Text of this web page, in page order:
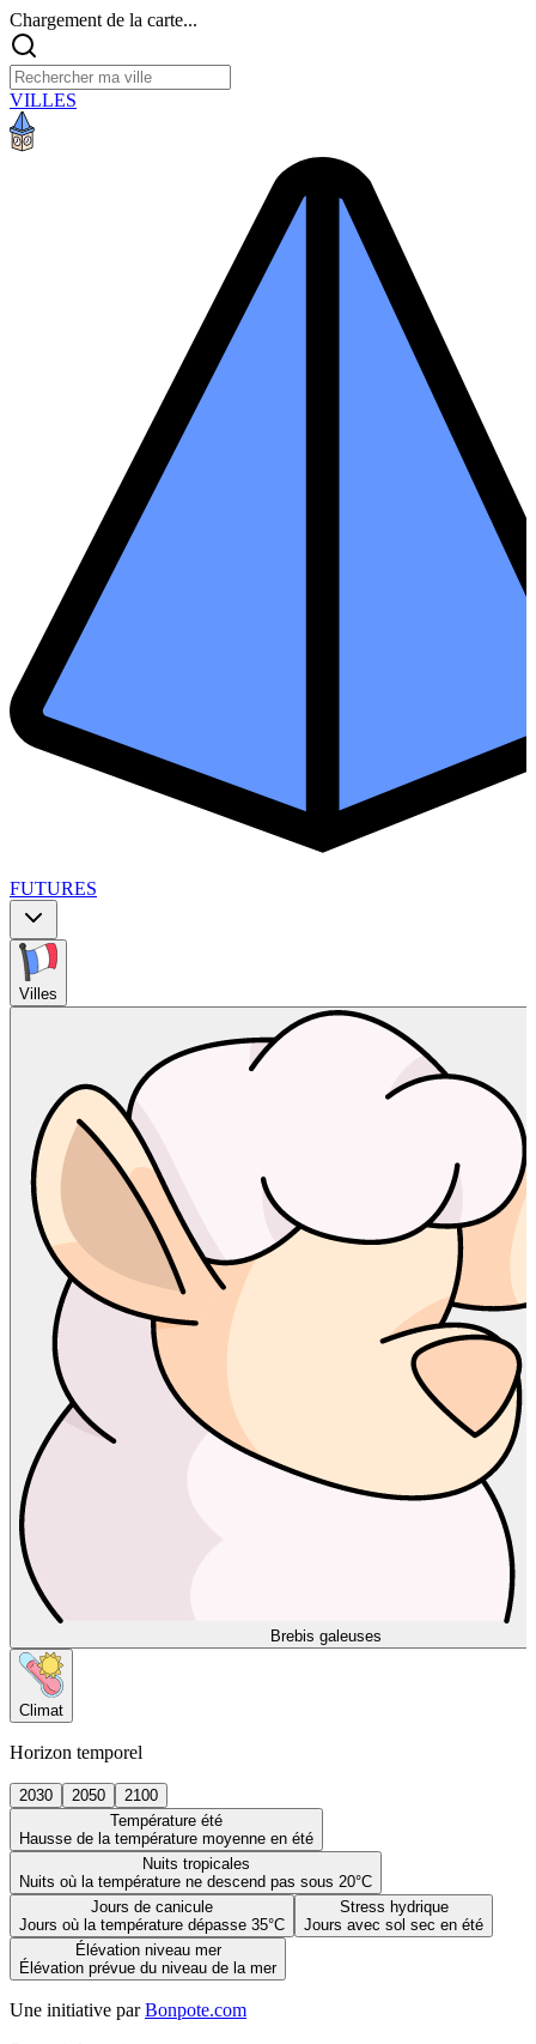
Chargement de la carte...
VILLES
FUTURES
Villes
Brebis galeuses
Climat
Horizon temporel
2030 2050
2100
Température été
Hausse de la température moyenne en été
Nuits tropicales
Nuits où la température ne descend pas sous 20°C
Jours de canicule
Jours où la température dépasse 35°C
Stress hydrique
Jours avec sol sec en été
Élévation niveau mer
Élévation prévue du niveau de la mer
Une initiative par Bonpote.com